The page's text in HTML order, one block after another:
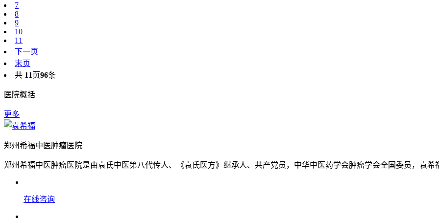
7
8
9
10
11
下一页
末页
共 11页96条
医院概括
更多
郑州希福中医肿瘤医院
郑州希福中医肿瘤医院是由袁氏中医第八代传人、《袁氏医方》继承人、共产党员，中华中医药学会肿瘤学会全国委员，袁希
在线咨询